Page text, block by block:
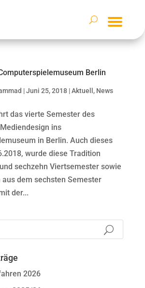
Berlin
|Juni 25, 2018|Aktuell , News
das vierte Semester des
ins
in Berlin. Auch dieses
wurde diese Tradition
sechzehn Viertsemester sowie
dem sechsten Semester
der...
2026